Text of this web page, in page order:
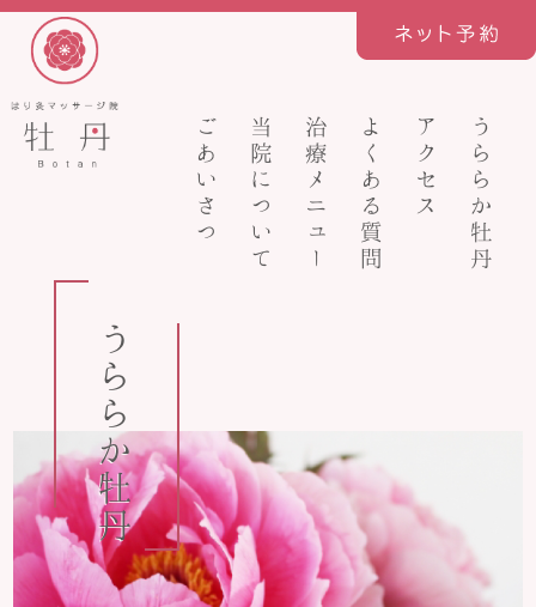
ごあいさつ 当院について 治療メニュー よくある質問 アクセス うららか牡丹
うららか牡丹